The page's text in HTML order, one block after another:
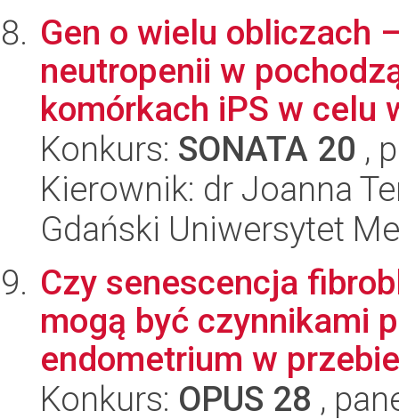
Gen o wielu obliczach
neutropenii w
komórkach iPS w celu
Konkurs: SONATA 20 ,
Kierownik: dr Joanna
Gdański Uniwersytet
Czy senescencja
mogą być czynnikami
endometrium w
Konkurs: OPUS 28 ,